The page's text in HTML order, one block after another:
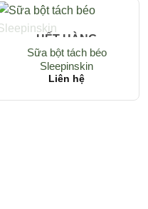
HẾT HÀNG
Sữa bột tách béo
Sleepinskin
Liên hệ